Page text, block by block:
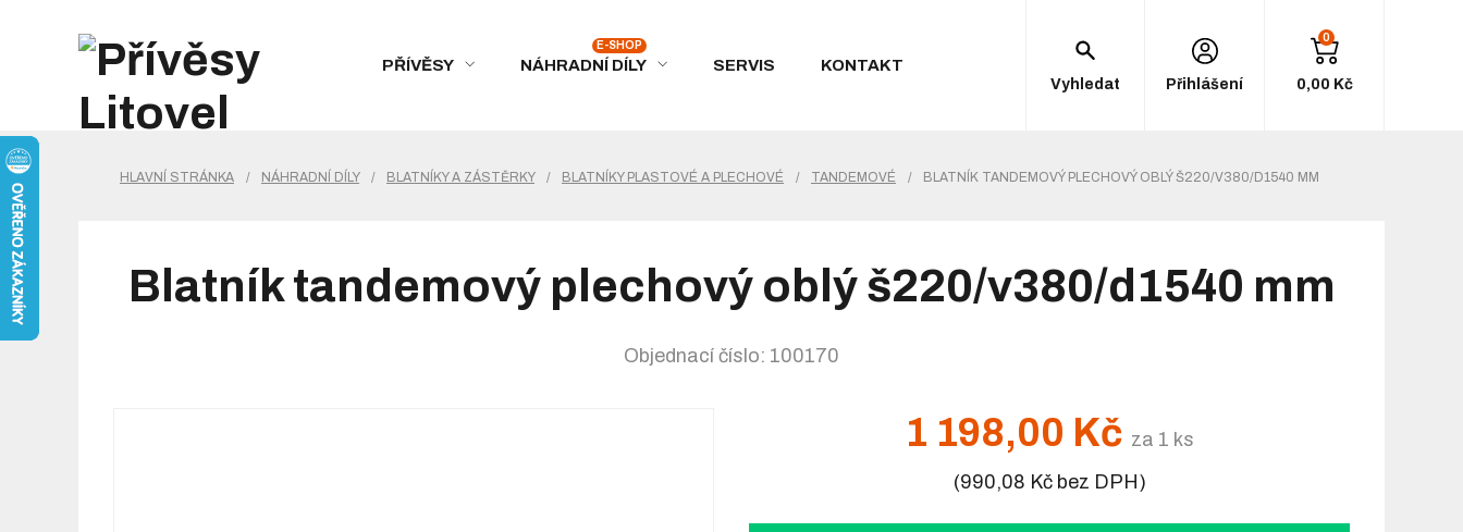
PŘÍVĚSY NÁHRADNÍ DÍLY SERVIS KONTAKT
Vyhledat Přihlášení
0
0,00 Kč
HLAVNÍ STRÁNKA / NÁHRADNÍ DÍLY / BLATNÍKY A ZÁSTĚRKY / BLATNÍKY PLASTOVÉ A PLECHOVÉ / TANDEMOVÉ / BLATNÍK TANDEMOVÝ PLECHOVÝ OBLÝ Š220/V380/D1540 MM
Blatník tandemový plechový oblý š220/v380/d1540 mm
Objednací číslo: 100170
1 198,00 Kč za 1 ks
(990,08 Kč bez DPH)